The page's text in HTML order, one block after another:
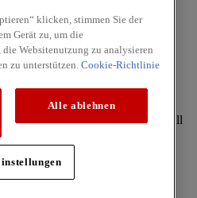
(McCormick & Company, Inc). All
klicken, stimmen Sie der
Gerät zu, um die
Websitenutzung zu analysieren
zu unterstützen. Cookie-Richtlinie
Alle ablehnen